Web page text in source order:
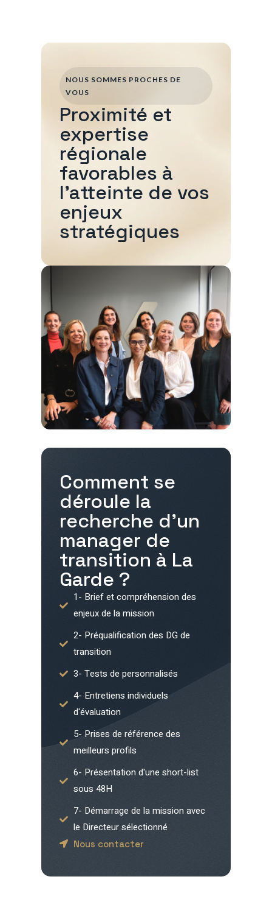
Comment se
déroule la
recherche d'un
manager de
transition à La
Garde ?
1- Brief et compréhension des
enjeux de la mission
2- Préqualification des DG de
transition
3- Tests de personnalisés
4- Entretiens individuels
d'évaluation
5- Prises de référence des
meilleurs profils
6- Présentation d'une short-list
sous 48H
7- Démarrage de la mission avec
le Directeur sélectionné
Nous contacter
NOUS SOMMES PROCHES DE
VOUS
Proximité et
expertise
régionale
favorables à
l'atteinte de vos
enjeux
stratégiques